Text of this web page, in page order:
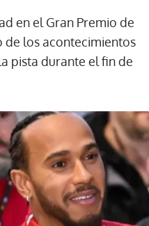
en el Gran Premio de
de los acontecimientos
pista durante el fin de